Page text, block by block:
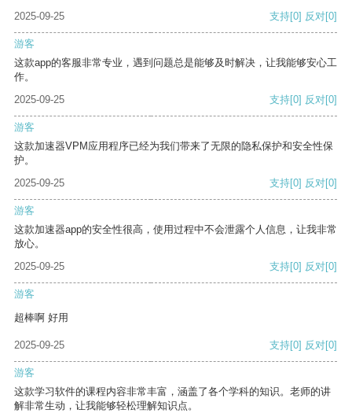
2025-09-25 支持[0] 反对[0]
游客
这款app的客服非常专业，遇到问题总是能够及时解决，让我能够安心工
作。
2025-09-25
支持[0] 反对[0]
游客
这款加速器VPM应用程序已经为我们带来了无限的隐私保护和安全性保
护。
2025-09-25
支持[0] 反对[0]
游客
这款加速器app的安全性很高，使用过程中不会泄露个人信息，让我非常
放心。
2025-09-25
支持[0] 反对[0]
游客
超棒啊 好用
2025-09-25 支持[0] 反对[0]
游客
这款学习软件的课程内容非常丰富，涵盖了各个学科的知识。老师的讲
解非常生动，让我能够轻松理解知识点。